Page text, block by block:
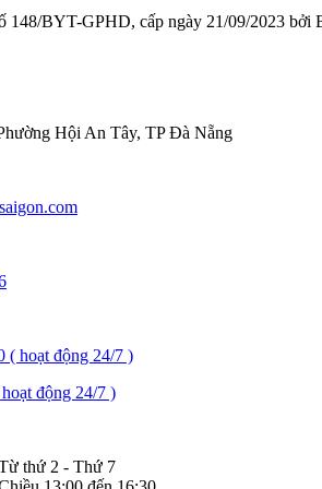
148/BYT-GPHD, cấp ngày 21/09/2023 bởi
Hội An Tây, TP Đà Nẵng
( hoạt động 24/7 )
động 24/7 )
thứ 2 - Thứ 7